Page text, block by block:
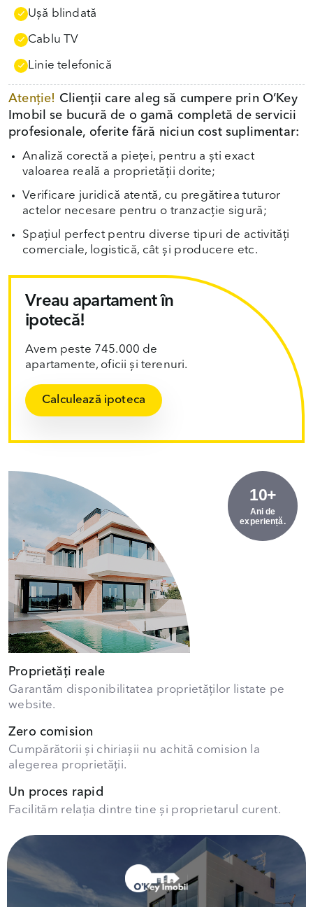
Uşă blindată
Cablu TV
Linie telefonică
Atenție! Clienții care aleg să cumpere prin O’Key
Imobil se bucură de o gamă completă de servicii
profesionale, oferite fără niciun cost suplimentar:
Analiză corectă a pieței, pentru a ști exact
valoarea reală a proprietății dorite;
Verificare juridică atentă, cu pregătirea tuturor
actelor necesare pentru o tranzacție sigură;
Spațiul perfect pentru diverse tipuri de activități
comerciale, logistică, cât și producere etc.
Vreau apartament în
ipotecă!
Avem peste 745.000 de
apartamente, oficii și terenuri.
Calculează ipoteca
10+
Ani de
experiență.
Proprietăți reale
Garantăm disponibilitatea proprietăților listate pe
website.
Zero comision
Cumpărătorii și chiriașii nu achită comision la
alegerea proprietății.
Un proces rapid
Facilităm relația dintre tine și proprietarul curent.